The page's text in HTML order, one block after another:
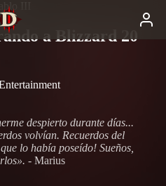
III
a Blizzard 20
despierto durante días...
volvían. Recuerdos del
lo había poseído! Sueños,
- Marius